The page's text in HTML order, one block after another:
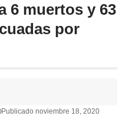
6 muertos y 63
por
Publicado noviembre 18, 2020